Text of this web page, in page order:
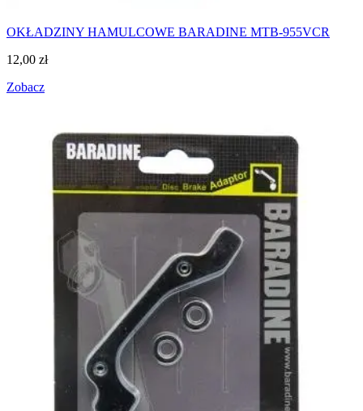
OKŁADZINY HAMULCOWE BARADINE MTB-955VCR
12,00 zł
Zobacz